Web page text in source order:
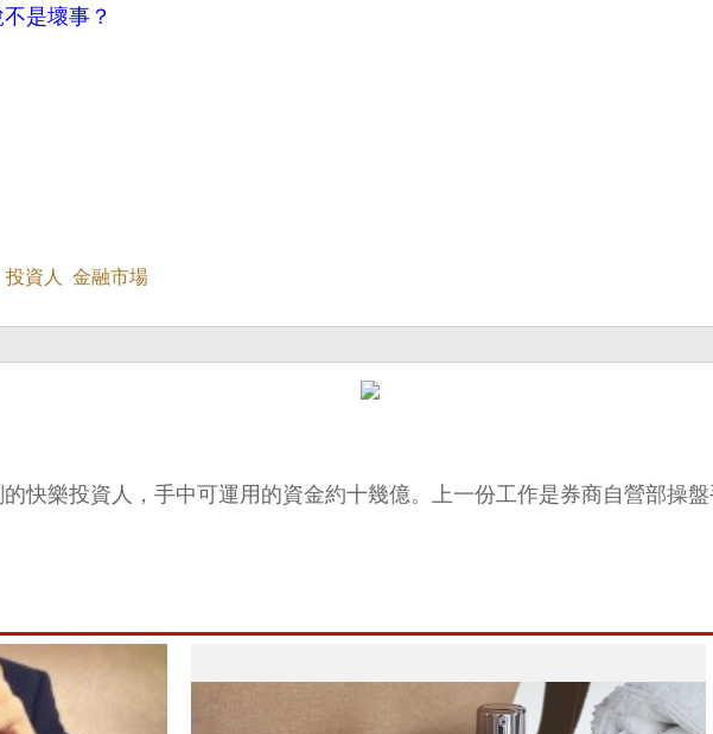
是壞事？
投資人 金融市場
快樂投資人，手中可運用的資金約十幾億。上一份工作是券商自營部操